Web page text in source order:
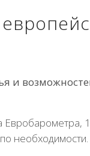
и
необходимости.